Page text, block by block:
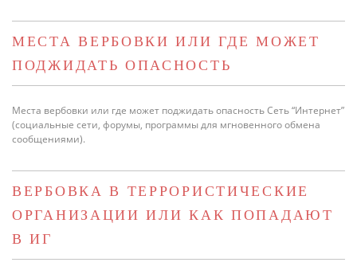
МЕСТА ВЕРБОВКИ ИЛИ ГДЕ МОЖЕТ
ПОДЖИДАТЬ ОПАСНОСТЬ
Места вербовки или где может поджидать опасность Сеть “Интернет”
(социальные сети, форумы, программы для мгновенного обмена
сообщениями).
ВЕРБОВКА В ТЕРРОРИСТИЧЕСКИЕ
ОРГАНИЗАЦИИ ИЛИ КАК ПОПАДАЮТ
В ИГ